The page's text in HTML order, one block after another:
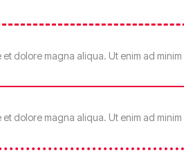
dolore magna aliqua. Ut enim ad
dolore magna aliqua. Ut enim ad